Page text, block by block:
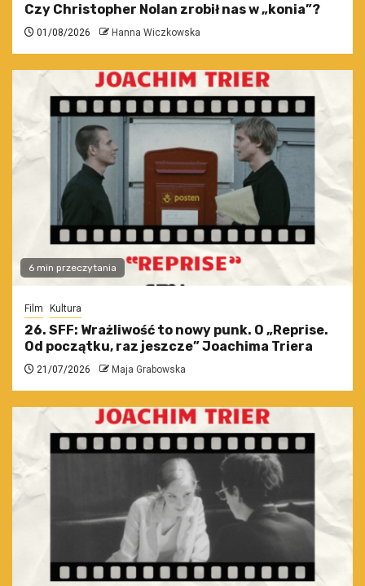
Czy Christopher Nolan zrobił nas w „konia”?
01/08/2026 Hanna Wiczkowska
6 min przeczytania
Film Kultura
26. SFF: Wrażliwość to nowy punk. O „Reprise.
Od początku, raz jeszcze” Joachima Triera
21/07/2026 Maja Grabowska